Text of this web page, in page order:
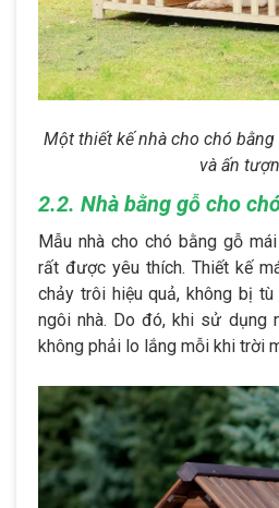
Một thiết kế nhà cho chó
và ấn
2.2. Nhà bằng gỗ cho
Mẫu nhà cho chó bằng gỗ
rất được yêu thích. Thiết kế
chảy trôi hiệu quả, không bị
ngôi nhà. Do đó, khi sử dụng
không phải lo lắng mỗi khi trời